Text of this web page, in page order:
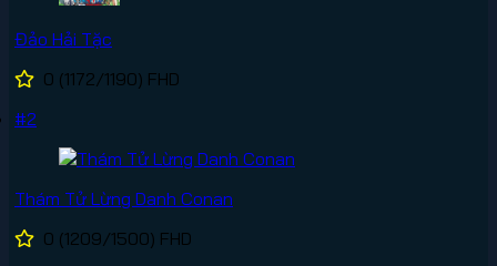
Đảo Hải Tặc
0 (1172/1190) FHD
#2
Thám Tử Lừng Danh Conan
0 (1209/1500) FHD